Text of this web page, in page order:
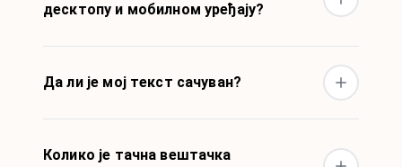
десктопу и мобилном уређају?
Да ли је мој текст сачуван?
Колико је тачна вештачка